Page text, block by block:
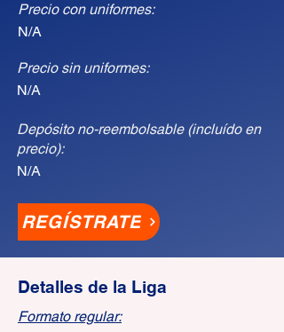
Precio con uniformes:
N/A
Precio sin uniformes:
N/A
Depósito no-reembolsable (incluído en
precio):
N/A
REGÍSTRATE
Detalles de la Liga
Formato regular: